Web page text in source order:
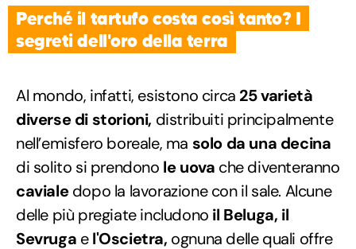
Perché il tartufo costa così tanto? I
segreti dell'oro della terra
Al mondo, infatti, esistono circa 25 varietà
diverse di storioni, distribuiti principalmente
nell’emisfero boreale, ma solo da una decina
di solito si prendono le uova che diventeranno
cavialedopo la lavorazione con il sale. Alcune
delle più pregiate includono il Beluga, il
Sevruga el'Oscietra, ognuna delle quali offre